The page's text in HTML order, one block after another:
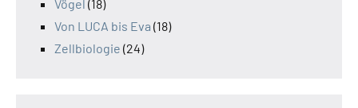
Vögel (18)
Von LUCA bis Eva (18)
Zellbiologie (24)